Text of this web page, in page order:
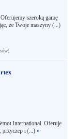
szeroką gamę
że Twoje maszyny (...)
International. Oferuje
przyczep i (...) »